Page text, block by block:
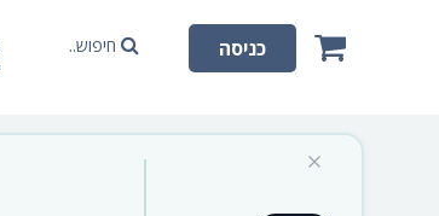
חיפוש.. כניסה